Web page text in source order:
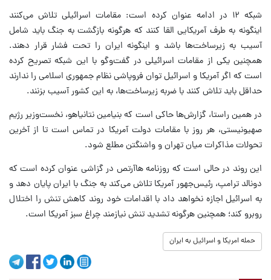
شبکه ۱۲ در ادامه عنوان کرده است: مقامات اسرائیلی تلاش می‌کنند
اینگونه به طرف آمریکایی القا کنند که هرگونه بازگشت به جنگ باید شامل
آسیب به زیرساخت‌ها باشد و اینگونه ایران را تحت فشار قرار دهند.
همچنین یکی از مقامات اسرائیلی در گفت‌وگو با این شبکه تصریح کرده
است که اگر آمریکا و اسرائیل توان فروپاشی نظام جمهوری اسلامی را ندارند
حداقل باید تلاش کنند با ضربه زیرساخت‌ها، به این کشور آسیب بزنند.
در همین راستا، گزارش‌ها حاکی است که بنیامین نتانیاهو، نخست‌وزیر رژیم
صهیونیستی، هر روز با مقامات دولت آمریکا در تماس است تا از آخرین
تحولات مذاکرات میان تهران و واشنگتن مطلع شود.
این روند در حالی است که روزنامه هاآرتص در گزاشی عنوان کرده است که
دونالد ترامپ، رئیس‌جهور آمریکا تلاش می‌کند به جنگ با ایران پایان دهد و
به اسرائیل اجازه نخواهد داد با اقدامات خود روند کاهش تنش را اختلال
روبرو کند؛ همچنین هرگونه تشدید تنش نیازمند چراغ سبز آمریکا است.
حمله امریکا و اسرائیل به ایران